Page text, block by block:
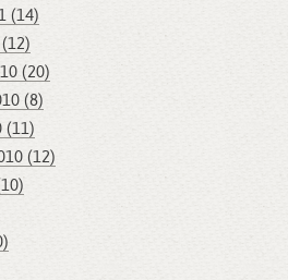
(14)
(20)
(8)
(11)
(12)